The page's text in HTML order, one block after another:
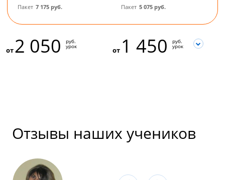
Пакет 7 175 руб. Пакет 5 075 руб.
2 050 руб.
урок
от 1 450 руб.
урок
от
Отзывы наших учеников